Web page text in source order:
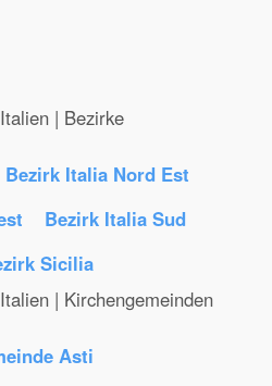
| Bezirke
Bezirk Italia Nord Est
Bezirk Italia Sud
Sicilia
| Kirchengemeinden
Asti